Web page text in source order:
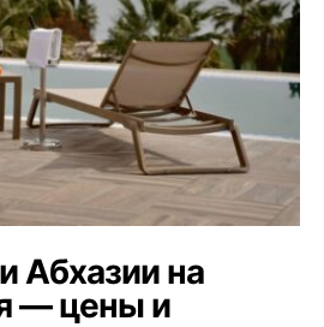
Абхазии на
— цены и